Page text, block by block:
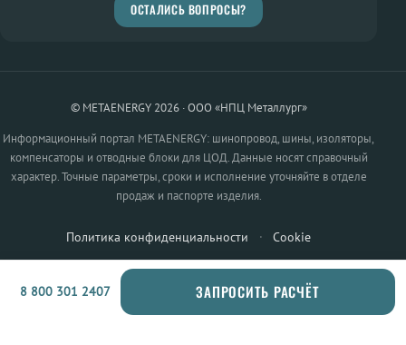
ОСТАЛИСЬ ВОПРОСЫ?
© METAENERGY 2026 · ООО «НПЦ Металлург»
Информационный портал METAENERGY: шинопровод, шины, изоляторы,
компенсаторы и отводные блоки для ЦОД. Данные носят справочный
характер. Точные параметры, сроки и исполнение уточняйте в отделе
продаж и паспорте изделия.
Политика конфиденциальности · Cookie
8 800 301 2407 ЗАПРОСИТЬ РАСЧЁТ